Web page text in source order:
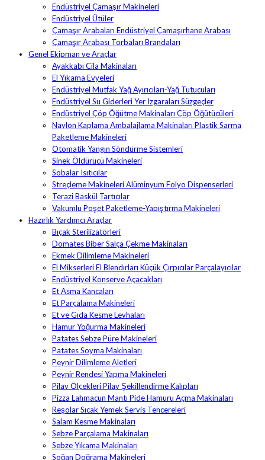
Endüstriyel Çamaşır Makineleri
Endüstriyel Ütüler
Çamaşır Arabaları Endüstriyel Çamaşırhane Arabası
Çamaşır Arabası Torbaları Brandaları
Genel Ekipman ve Araçlar
Ayakkabı Cila Makinaları
El Yıkama Evyeleri
Endüstriyel Mutfak Yağ Ayırıcıları-Yağ Tutucuları
Endüstriyel Su Giderleri Yer Izgaraları Süzgeçler
Endüstriyel Çöp Öğütme Makinaları Çöp Öğütücüleri
Naylon Kaplama Ambalajlama Makinaları Plastik Sarma
Paketleme Makineleri
Otomatik Yangın Söndürme Sistemleri
Sinek Öldürücü Makineleri
Sobalar Isıtıcılar
Streçleme Makineleri Alüminyum Folyo Dispenserleri
Terazi Baskül Tartıcılar
Vakumlu Poşet Paketleme-Yapıştırma Makineleri
Hazırlık Yardımcı Araçlar
Bıçak Sterilizatörleri
Domates Biber Salça Çekme Makinaları
Ekmek Dilimleme Makineleri
El Mikserleri El Blendırları Küçük Çırpıcılar Parçalayıcılar
Endüstriyel Konserve Açacakları
Et Asma Kancaları
Et Parçalama Makineleri
Et ve Gıda Kesme Levhaları
Hamur Yoğurma Makineleri
Patates Sebze Püre Makineleri
Patates Soyma Makinaları
Peynir Dilimleme Aletleri
Peynir Rendesi Yapma Makineleri
Pilav Ölçekleri Pilav Şekillendirme Kalıpları
Pizza Lahmacun Mantı Pide Hamuru Açma Makinaları
Reşolar Sıcak Yemek Servis Tencereleri
Salam Kesme Makinaları
Sebze Parçalama Makinaları
Sebze Yıkama Makinaları
Soğan Doğrama Makineleri